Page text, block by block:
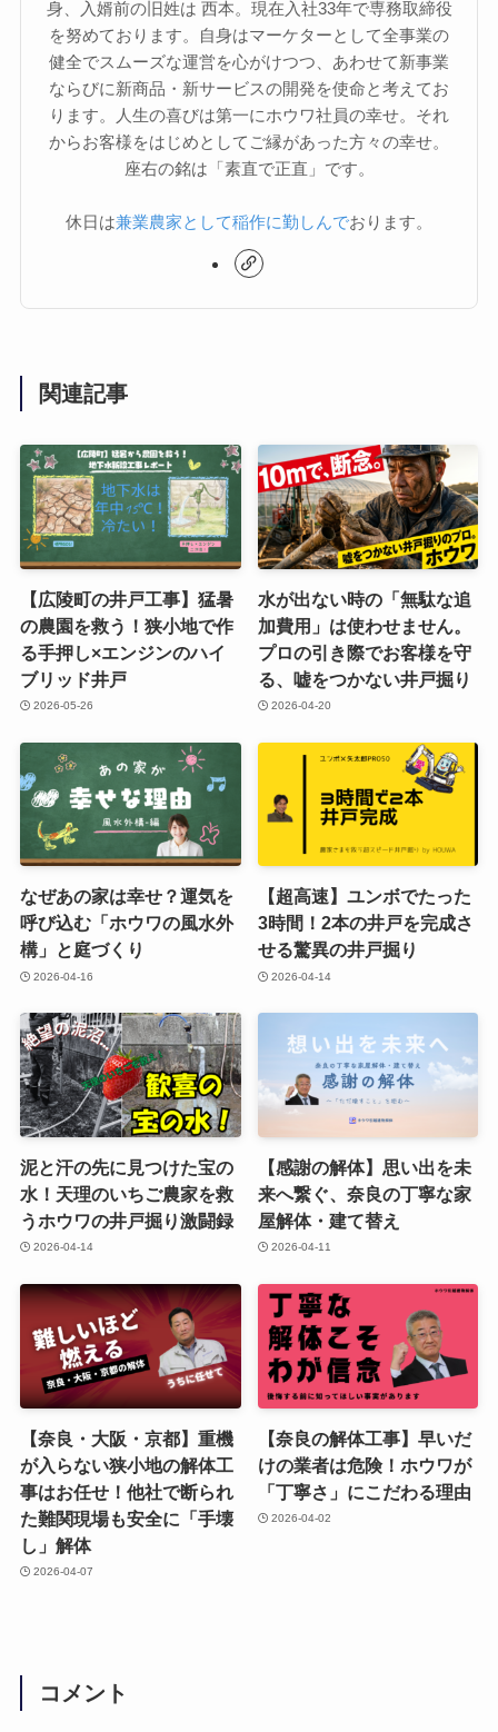
身、入婿前の旧姓は 西本。現在入社33年で専務取締役
を努めております。自身はマーケターとして全事業の
健全でスムーズな運営を心がけつつ、あわせて新事業
ならびに新商品・新サービスの開発を使命と考えてお
ります。人生の喜びは第一にホウワ社員の幸せ。それ
からお客様をはじめとしてご縁があった方々の幸せ。
座右の銘は「素直で正直」です。
休日は兼業農家として稲作に勤しんでおります。
関連記事
【広陵町の井戸工事】猛暑
の農園を救う！狭小地で作
る手押し×エンジンのハイ
ブリッド井戸
2026-05-26
水が出ない時の「無駄な追
加費用」は使わせません。
プロの引き際でお客様を守
る、嘘をつかない井戸掘り
2026-04-20
なぜあの家は幸せ？運気を
呼び込む「ホウワの風水外
構」と庭づくり
2026-04-16
【超高速】ユンボでたった
3時間！2本の井戸を完成さ
せる驚異の井戸掘り
2026-04-14
泥と汗の先に見つけた宝の
水！天理のいちご農家を救
うホウワの井戸掘り激闘録
2026-04-14
【感謝の解体】思い出を未
来へ繋ぐ、奈良の丁寧な家
屋解体・建て替え
2026-04-11
【奈良・大阪・京都】重機
が入らない狭小地の解体工
事はお任せ！他社で断られ
た難関現場も安全に「手壊
し」解体
2026-04-07
【奈良の解体工事】早いだ
けの業者は危険！ホウワが
「丁寧さ」にこだわる理由
2026-04-02
コメント